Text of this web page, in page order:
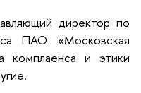
директор по
ПАО «Московская
комплаенса и этики